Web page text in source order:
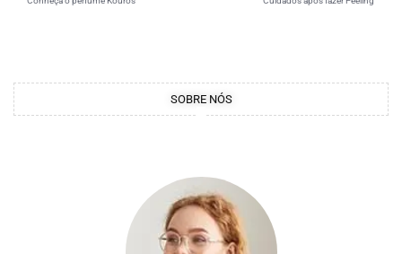
SOBRE NÓS